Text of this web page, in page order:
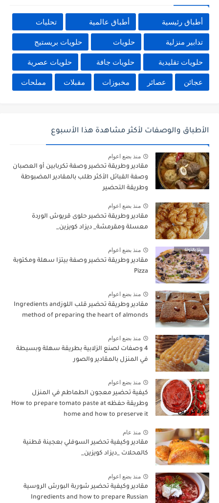
أطباق رئيسية أطباق عالمية تحليات
تدابير منزلية حلويات حلويات بريستيج
حلويات تقليدية حلويات جافة حلويات عصرية
عجائن عصائر مخبوزات مقبلات مملحات
الأطباق والوصفات لأكثر مشاهدة هذا الأسبوع
منذ بضع اعوام
مقادير وطريقة تحضير وصفة تكربابين أو العصبان
وصفة القبائل الأكثر طلب بالمقادير المضبوطة
وطريقة التحضير
منذ بضع اعوام
مقادير وطريقة تحضير حلوى قريوش الوردة
معسلة ومقرمشة_ ديزاد كويزين_
منذ بضع اعوام
مقادير وطريقة تحضير وصفة بيتزا سهلة ومكتوبة
Pizza
منذ بضع اعوام
مقادير وطريقة تحضير قلب اللوزIngredients and
method of preparing the heart of almonds
منذ بضع اعوام
4 وصفات لصنع الزلابية بطريقة سهلة وبسيطة
في المنزل بالمقادير والصور
منذ بضع اعوام
كيفية تحضير معجون الطماطم في المنزل
وطريقة حفظه How to prepare tomato paste at
home and how to preserve it
منذ عام
مقادير وكيفية تحضير السوفلي بعجينة قطنية
كالمحلات _ديزاد كويزين_
منذ بضع اعوام
مقادير وكيفية تحضير شوربة البورش الروسية
Ingredients and how to prepare Russian